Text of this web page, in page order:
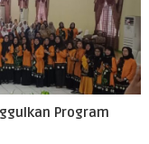
Program